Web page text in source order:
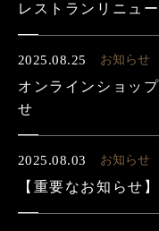
レストランリニュ
2025.08.25 お知らせ
オンラインショッ
せ
2025.08.03 お知らせ
【重要なお知らせ】